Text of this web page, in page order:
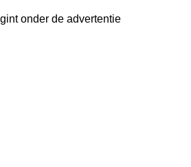
onder de advertentie